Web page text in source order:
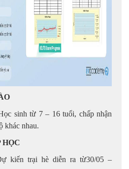
sinh từ 7 – 16 tuổi, chấp nhận
khác nhau.
HỌC
kiến trại hè diễn ra từ30/05 –